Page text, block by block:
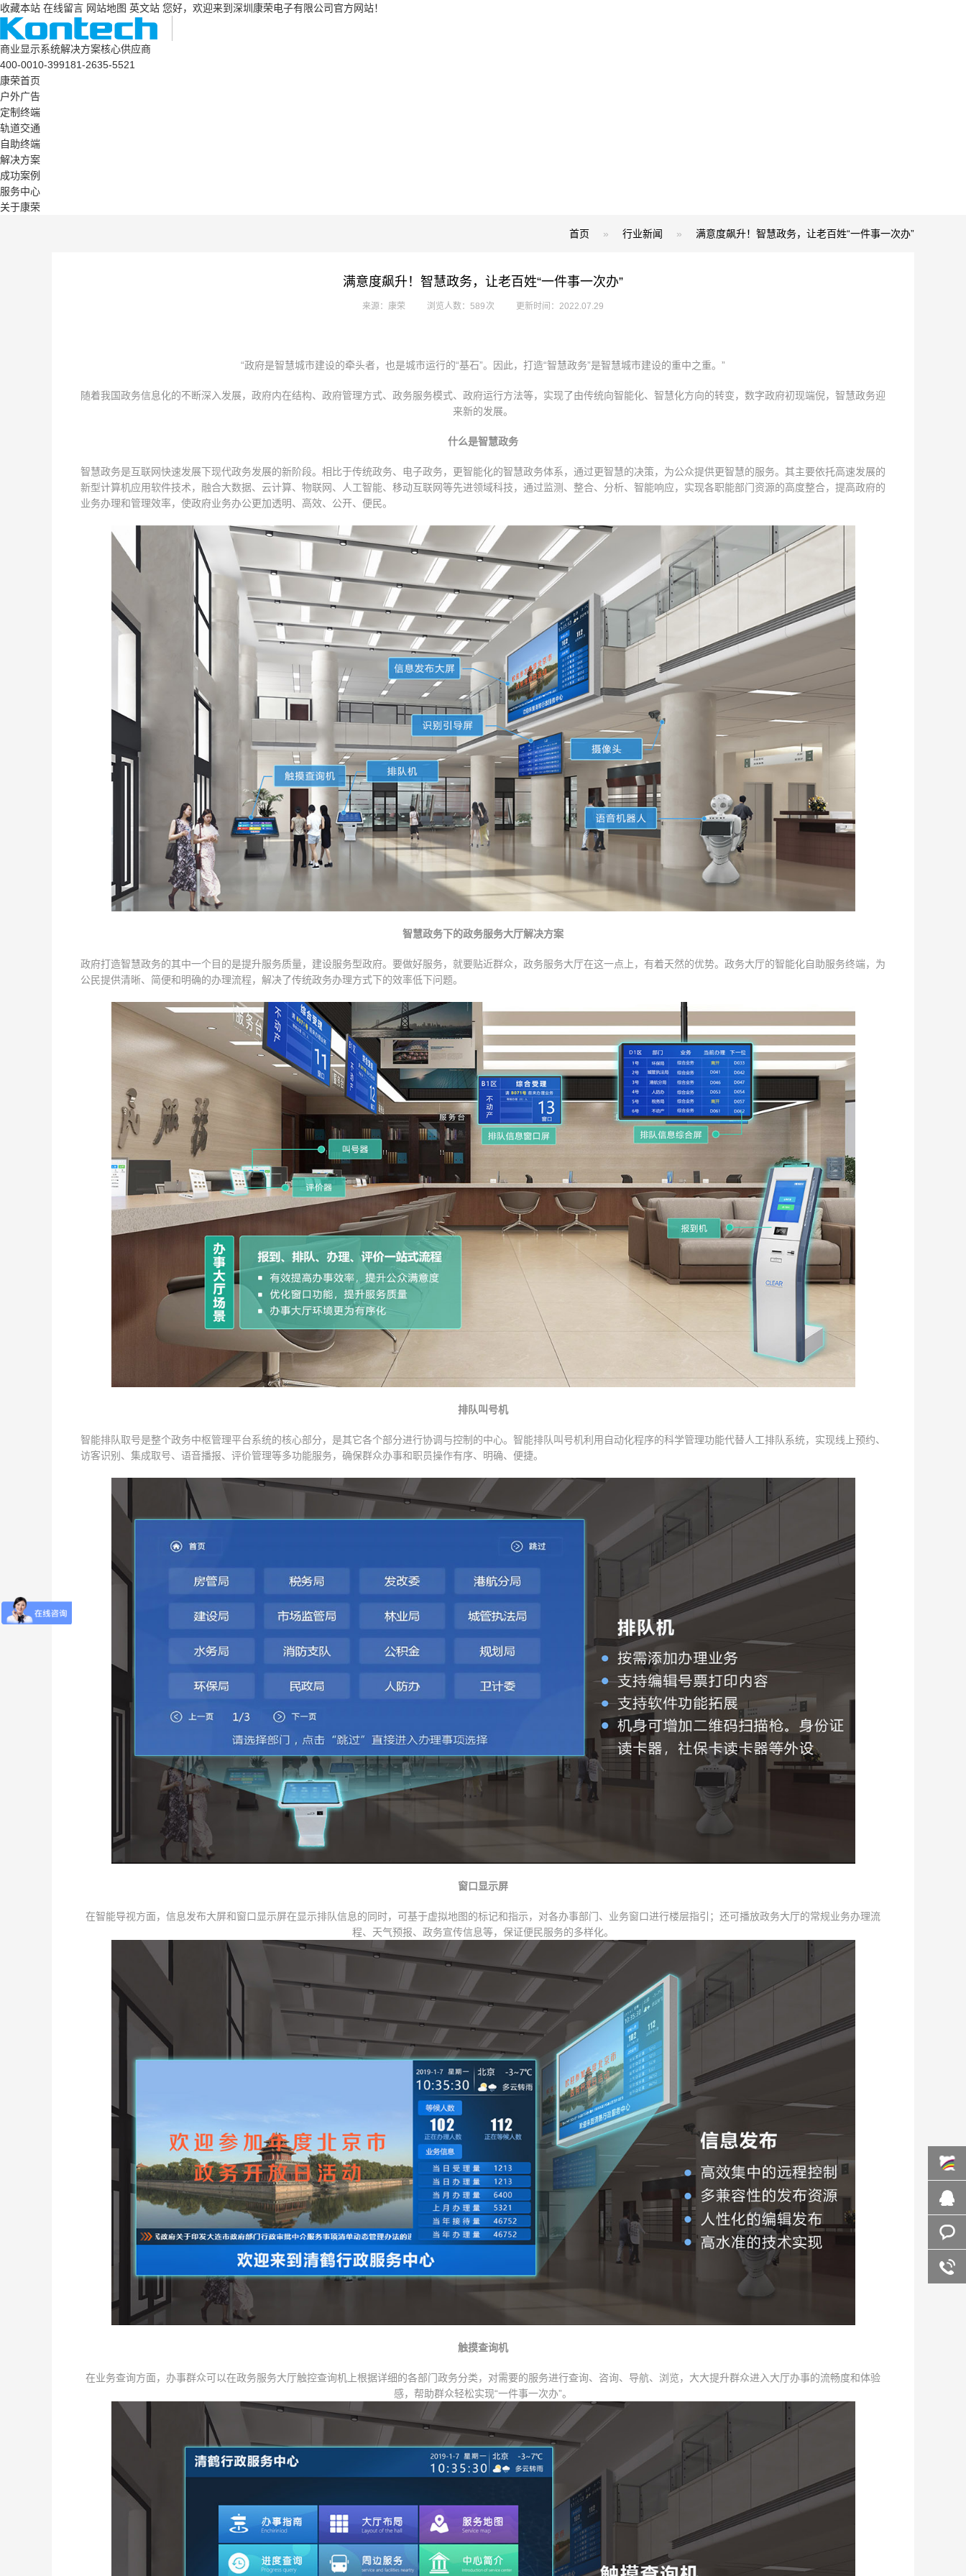
收藏本站 在线留言 网站地图 英文站 您好，欢迎来到深圳康荣电子有限公司官方网站！
商业显示系统解决方案核心供应商
400-0010-399181-2635-5521
康荣首页
户外广告
定制终端
轨道交通
自助终端
解决方案
成功案例
服务中心
关于康荣
首页 » 行业新闻 » 满意度飙升！智慧政务，让老百姓“一件事一次办”
满意度飙升！智慧政务，让老百姓“一件事一次办”
来源：康荣 浏览人数：589 次 更新时间：2022.07.29
“政府是智慧城市建设的牵头者，也是城市运行的“基石”。因此，打造“智慧政务”是智慧城市建设的重中之重。”
随着我国政务信息化的不断深入发展，政府内在结构、政府管理方式、政务服务模式、政府运行方法等，实现了由传统向智能化、智慧化方向的转变，数字政府初现端倪，智慧政务迎
来新的发展。
什么是智慧政务
智慧政务是互联网快速发展下现代政务发展的新阶段。相比于传统政务、电子政务，更智能化的智慧政务体系，通过更智慧的决策，为公众提供更智慧的服务。其主要依托高速发展的
新型计算机应用软件技术，融合大数据、云计算、物联网、人工智能、移动互联网等先进领域科技，通过监测、整合、分析、智能响应，实现各职能部门资源的高度整合，提高政府的
业务办理和管理效率，使政府业务办公更加透明、高效、公开、便民。
智慧政务下的政务服务大厅解决方案
政府打造智慧政务的其中一个目的是提升服务质量，建设服务型政府。要做好服务，就要贴近群众，政务服务大厅在这一点上，有着天然的优势。政务大厅的智能化自助服务终端，为
公民提供清晰、简便和明确的办理流程，解决了传统政务办理方式下的效率低下问题。
排队叫号机
智能排队取号是整个政务中枢管理平台系统的核心部分，是其它各个部分进行协调与控制的中心。智能排队叫号机利用自动化程序的科学管理功能代替人工排队系统，实现线上预约、
访客识别、集成取号、语音播报、评价管理等多功能服务，确保群众办事和职员操作有序、明确、便捷。
窗口显示屏
在智能导视方面，信息发布大屏和窗口显示屏在显示排队信息的同时，可基于虚拟地图的标记和指示，对各办事部门、业务窗口进行楼层指引；还可播放政务大厅的常规业务办理流
程、天气预报、政务宣传信息等，保证便民服务的多样化。
触摸查询机
在业务查询方面，办事群众可以在政务服务大厅触控查询机上根据详细的各部门政务分类，对需要的服务进行查询、咨询、导航、浏览，大大提升群众进入大厅办事的流畅度和体验
感，帮助群众轻松实现“一件事一次办”。
百度商
在线咨
客服咨